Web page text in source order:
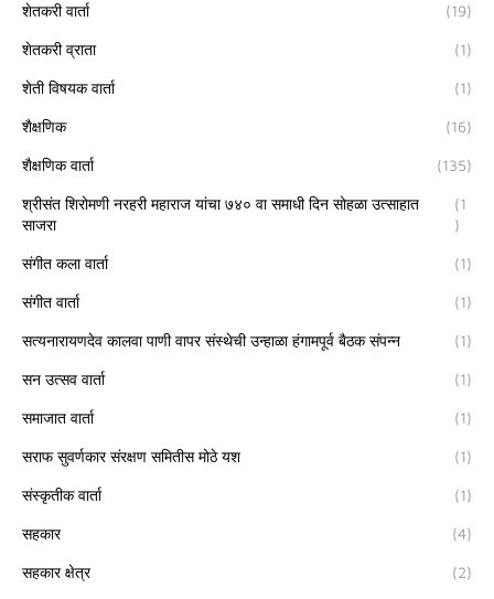
शेतकरी वार्ता (19)
शेतकरी व्राता (1)
शेती विषयक वार्ता (1)
शैक्षणिक (16)
शैक्षणिक वार्ता (135)
श्रीसंत शिरोमणी नरहरी महाराज यांचा ७४० वा समाधी दिन सोहळा उत्साहात
साजरा
(1
)
संगीत कला वार्ता (1)
संगीत वार्ता (1)
सत्यनारायणदेव कालवा पाणी वापर संस्थेची उन्हाळा हंगामपूर्व बैठक संपन्न (1)
सन उत्सव वार्ता (1)
समाजात वार्ता (1)
सराफ सुवर्णकार संरक्षण समितीस मोठे यश (1)
संस्कृतीक वार्ता (1)
सहकार (4)
सहकार क्षेत्र (2)